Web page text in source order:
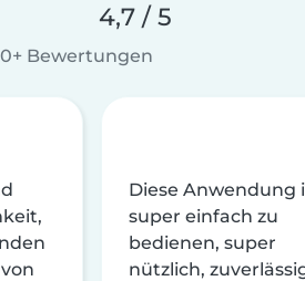
4,7 / 5
Bewertungen
Diese Anwendung
super einfach zu
bedienen, super
nützlich,